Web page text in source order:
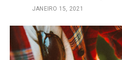
JANEIRO 15, 2021